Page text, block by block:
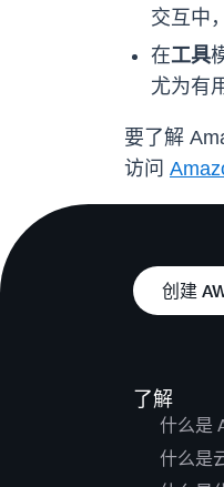
交互中
在工具
尤为有
要了解
访问
创建
了解
什么是
什么是